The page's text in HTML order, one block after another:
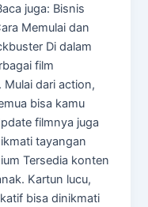
juga: Bisnis
Memulai dan
Di dalam
film
dari action,
bisa kamu
filmnya juga
tayangan
Tersedia konten
Kartun lucu,
bisa dinikmati